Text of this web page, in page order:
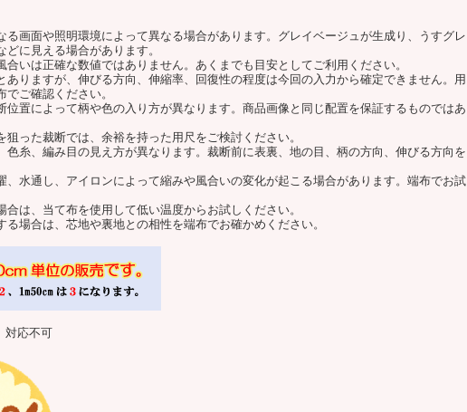
る画面や照明環境によって異なる場合があります。グレイベージュが生成り、うすグレ
どに見える場合があります。
合いは正確な数値ではありません。あくまでも目安としてご利用ください。
ありますが、伸びる方向、伸縮率、回復性の程度は今回の入力から確定できません。用
ご確認ください。
位置によって柄や色の入り方が異なります。商品画像と同じ配置を保証するものではあ
狙った裁断では、余裕を持った用尺をご検討ください。
色糸、編み目の見え方が異なります。裁断前に表裏、地の目、柄の方向、伸びる方向を
、水通し、アイロンによって縮みや風合いの変化が起こる場合があります。端布でお試
合は、当て布を使用して低い温度からお試しください。
る場合は、芯地や裏地との相性を端布でお確かめください。
対応不可